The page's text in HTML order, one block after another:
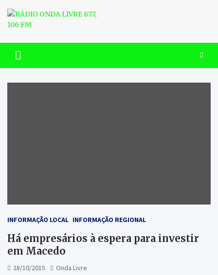
content
RÁDIO ONDA LIVRE 87.7, 106
FM
INFORMAÇÃO LOCAL INFORMAÇÃO REGIONAL
Há empresários à espera para investir
em Macedo
28/10/2015 Onda Livre